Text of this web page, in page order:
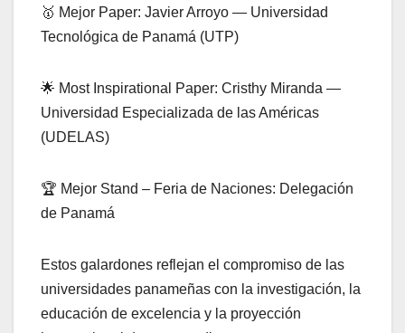
🥇 Mejor Paper: Javier Arroyo — Universidad
Tecnológica de Panamá (UTP)
🌟 Most Inspirational Paper: Cristhy Miranda —
Universidad Especializada de las Américas
(UDELAS)
🏆 Mejor Stand – Feria de Naciones: Delegación
de Panamá
Estos galardones reflejan el compromiso de las
universidades panameñas con la investigación, la
educación de excelencia y la proyección